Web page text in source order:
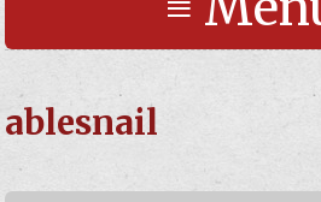
ablesnail